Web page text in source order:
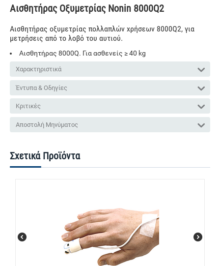
Αισθητήρας Οξυμετρίας Nonin 8000Q2
Αισθητήρας οξυμετρίας πολλαπλών χρήσεων 8000Q2, για
μετρήσεις από το λοβό του αυτιού.
Αισθητήρας 8000Q. Για ασθενείς ≥ 40 kg
Χαρακτηριστικά
Έντυπα & Οδηγίες
Κριτικές
Αποστολή Μηνύματος
Σχετικά Προϊόντα